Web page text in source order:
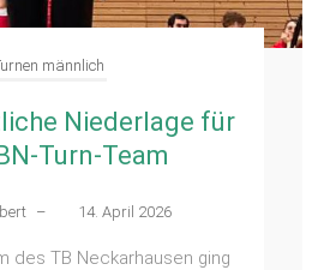
männlich
Niederlage für
Turn-Team
– 14. April 2026
des TB Neckarhausen ging